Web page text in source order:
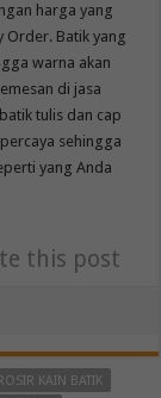
harga yang
Order. Batik yang
warna akan
di jasa
tulis dan cap
sehingga
yang Anda
this post
KAIN BATIK